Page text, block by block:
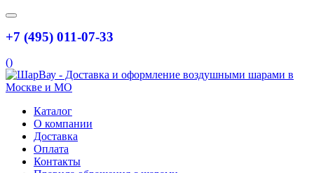
+7 (495) 011-07-33
()
Каталог
О компании
Доставка
Оплата
Контакты